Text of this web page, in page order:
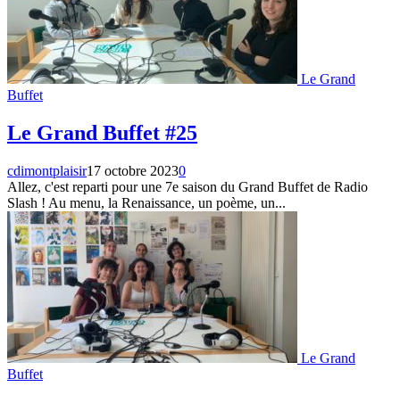
Le Grand
Buffet
Le Grand Buffet #25
cdimontplaisir17 octobre 20230
Allez, c'est reparti pour une 7e saison du Grand Buffet de Radio
Slash ! Au menu, la Renaissance, un poème, un...
Le Grand
Buffet